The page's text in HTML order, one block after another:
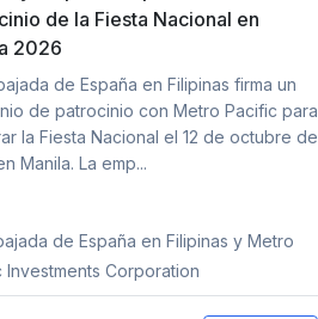
de la Fiesta Nacional en
2026
de España en Filipinas firma un
de patrocinio con Metro Pacific para
la Fiesta Nacional el 12 de octubre de
Manila. La emp...
de España en Filipinas y Metro
Investments Corporation